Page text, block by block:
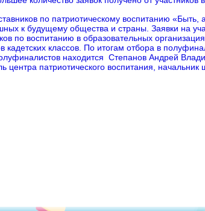
по патриотическому воспитанию «Быть,
к будущему общества и страны. Заявки на
по воспитанию в образовательных
кадетских классов. По итогам отбора в
находится Степанов Андрей
центра патриотического воспитания,